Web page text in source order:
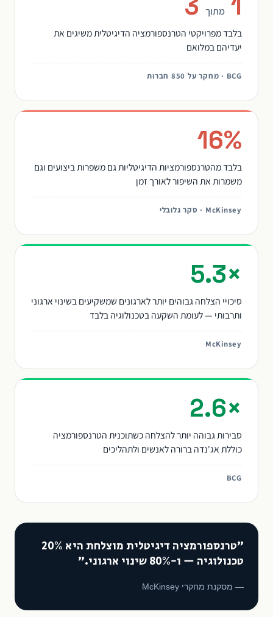
1 מתוך
בלבד מפרויקטי הטרנספורמציה הדיגיטלית משיגים את
יעדיהם במלואם
BCG · מחקר על 850 חברות
16%
בלבד מהטרנספורמציות הדיגיטליות גם משפרות ביצועים וגם
משמרות את השיפור לאורך זמן
McKinsey · סקר גלובלי
×5.3
סיכויי הצלחה גבוהים יותר לארגונים שמשקיעים בשינוי ארגוני
ותרבותי — לעומת השקעה בטכנולוגיה בלבד
McKinsey
×2.6
סבירות גבוהה יותר להצלחה כשתוכנית הטרנספורמציה
כוללת אג'נדה ברורה לאנשים ולתהליכים
BCG
"טרנספורמציה דיגיטלית מוצלחת היא 20%
טכנולוגיה — ו-80% שינוי ארגוני."
— מסקנת מחקרי McKinsey